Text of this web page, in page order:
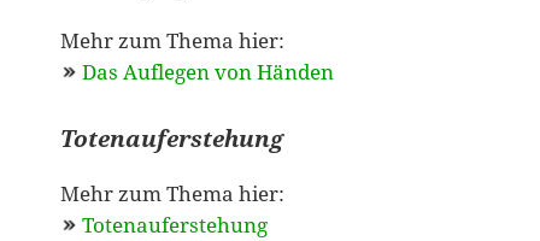
Mehr zum Thema hier:
Das Auflegen von Händen
Totenauferstehung
Mehr zum Thema hier:
Totenauferstehung